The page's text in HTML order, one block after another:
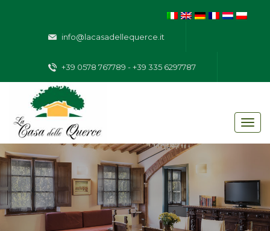
info@lacasadellequerce.it
+39 0578 767789 - +39 335 6297787